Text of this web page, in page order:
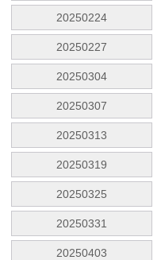
20250224
20250227
20250304
20250307
20250313
20250319
20250325
20250331
20250403